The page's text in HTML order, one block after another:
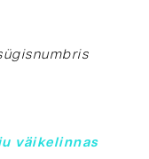
väikelinnas